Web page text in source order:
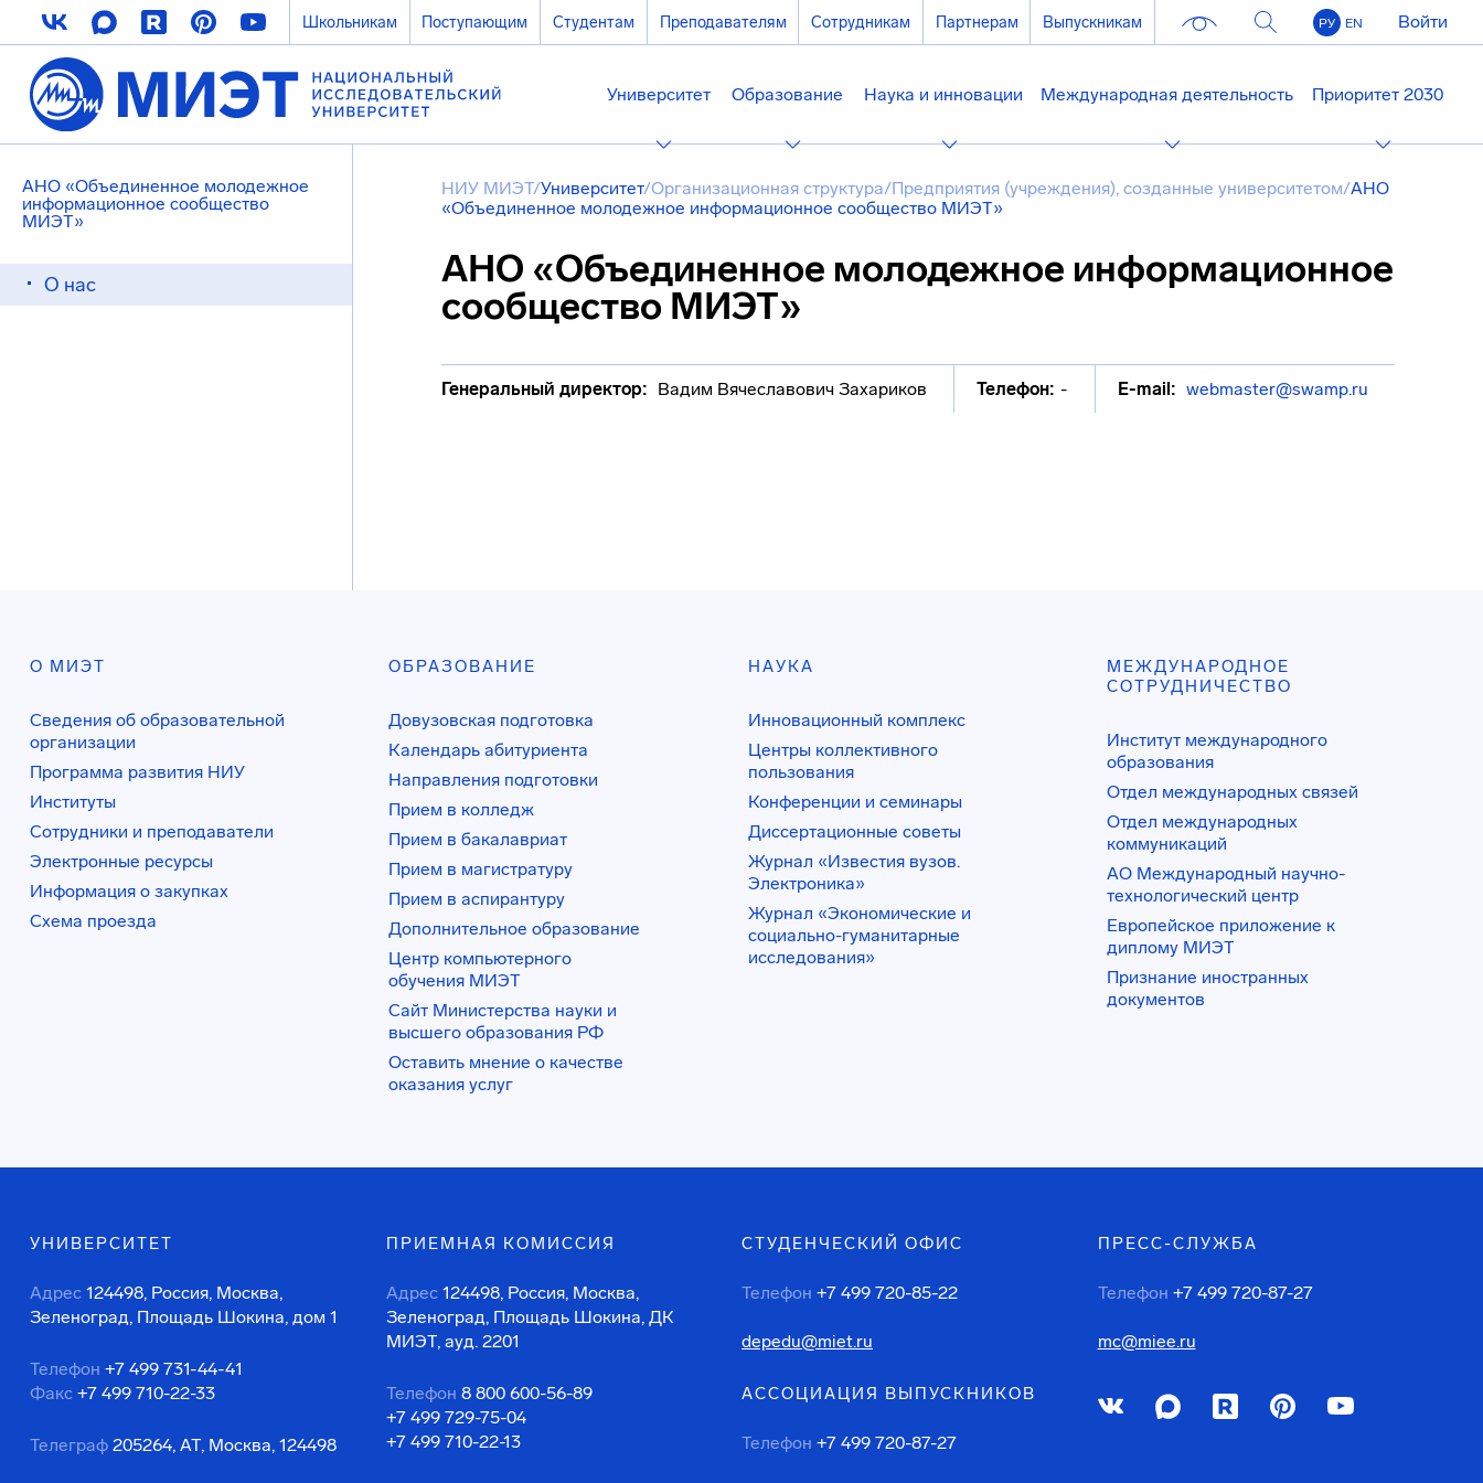
Школьникам Поступающим Студентам Преподавателям Сотрудникам Партнерам Выпускникам РУ EN Войти
Университет Образование Наука и инновации Международная деятельность Приоритет 2030
АНО «Объединенное молодежное
информационное сообщество
МИЭТ»
О нас
НИУ МИЭТ/Университет/Организационная структура/Предприятия (учреждения), созданные университетом/АНО
«Объединенное молодежное информационное сообщество МИЭТ»
АНО «Объединенное молодежное информационное
сообщество МИЭТ»
Генеральный директор: Вадим Вячеславович Захариков Телефон: - E-mail: webmaster@swamp.ru
О МИЭТ
Сведения об образовательной
организации
Программа развития НИУ
Институты
Сотрудники и преподаватели
Электронные ресурсы
Информация о закупках
Схема проезда
ОБРАЗОВАНИЕ
Довузовская подготовка
Календарь абитуриента
Направления подготовки
Прием в колледж
Прием в бакалавриат
Прием в магистратуру
Прием в аспирантуру
Дополнительное образование
Центр компьютерного
обучения МИЭТ
Сайт Министерства науки и
высшего образования РФ
Оставить мнение о качестве
оказания услуг
НАУКА
Инновационный комплекс
Центры коллективного
пользования
Конференции и семинары
Диссертационные советы
Журнал «Известия вузов.
Электроника»
Журнал «Экономические и
социально-гуманитарные
исследования»
МЕЖДУНАРОДНОЕ
СОТРУДНИЧЕСТВО
Институт международного
образования
Отдел международных связей
Отдел международных
коммуникаций
АО Международный научно-
технологический центр
Европейское приложение к
диплому МИЭТ
Признание иностранных
документов
УНИВЕРСИТЕТ
Адрес 124498, Россия, Москва,
Зеленоград, Площадь Шокина, дом 1
Телефон +7 499 731-44-41
Факс +7 499 710-22-33
Телеграф 205264, АТ, Москва, 124498
ПРИЕМНАЯ КОМИССИЯ
Адрес 124498, Россия, Москва,
Зеленоград, Площадь Шокина, ДК
МИЭТ, ауд. 2201
Телефон 8 800 600-56-89
+7 499 729-75-04
+7 499 710-22-13
СТУДЕНЧЕСКИЙ ОФИС
Телефон +7 499 720-85-22
depedu@miet.ru
АССОЦИАЦИЯ ВЫПУСКНИКОВ
Телефон +7 499 720-87-27
ПРЕСС-СЛУЖБА
Телефон +7 499 720-87-27
mc@miee.ru